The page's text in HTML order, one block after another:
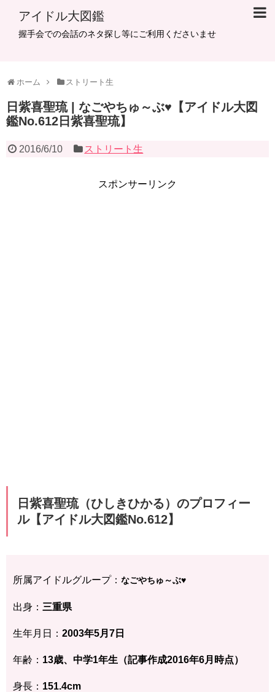
アイドル大図鑑
握手会での会話のネタ探し等にご利用くださいませ
ホーム ストリート生
日紫喜聖琉 | なごやちゅ～ぶ♥【アイドル大図
鑑No.612日紫喜聖琉】
2016/6/10 ストリート生
スポンサーリンク
日紫喜聖琉（ひしきひかる）のプロフィー
ル【アイドル大図鑑No.612】
所属アイドルグループ： なごやちゅ～ぶ♥
出身： 三重県
生年月日： 2003年5月7 日
年齢： 13歳、中学1年生 （記事作成2016年6月時点）
身長： 151.4cm